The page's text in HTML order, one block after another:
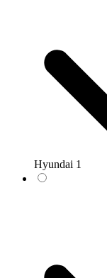
Hyundai 1